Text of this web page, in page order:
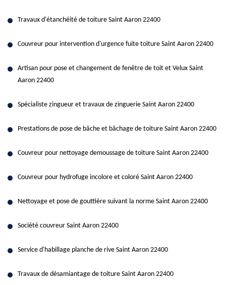
Travaux d'étanchéité de toiture Saint Aaron 22400
Couvreur pour intervention d'urgence fuite toiture Saint Aaron 22400
Artisan pour pose et changement de fenêtre de toit et Velux Saint
Aaron 22400
Spécialiste zingueur et travaux de zinguerie Saint Aaron 22400
Prestations de pose de bâche et bâchage de toiture Saint Aaron 22400
Couvreur pour nettoyage demoussage de toiture Saint Aaron 22400
Couvreur pour hydrofuge incolore et coloré Saint Aaron 22400
Nettoyage et pose de gouttière suivant la norme Saint Aaron 22400
Société couvreur Saint Aaron 22400
Service d'habillage planche de rive Saint Aaron 22400
Travaux de désamiantage de toiture Saint Aaron 22400